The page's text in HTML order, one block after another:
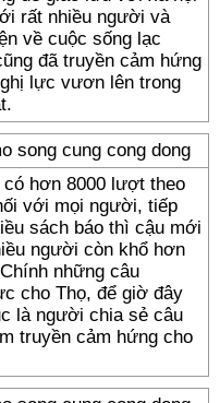
rất nhiều người và
về cuộc sống lạc
đã truyền cảm hứng
lực vươn lên trong
có hơn 8000 lượt theo
với mọi người, tiếp
sách báo thì cậu mới
người còn khổ hơn
những câu
cho Thọ, để giờ đây
là người chia sẻ câu
truyền cảm hứng cho